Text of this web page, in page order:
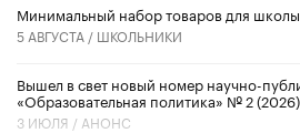
Минимальный набор товаров для
5 АВГУСТА / ШКОЛЬНИКИ
Вышел в свет новый номер научно-
«Образовательная политика» № 2 (2026)
3 ИЮЛЯ / АНОНС